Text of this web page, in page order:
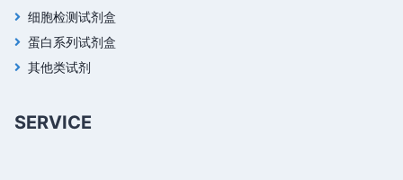
细胞检测试剂盒
蛋白系列试剂盒
其他类试剂
SERVICE